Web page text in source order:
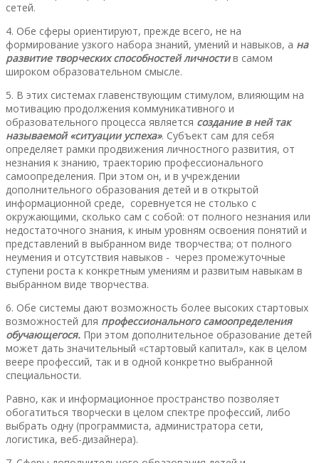
сетей.
4. Обе сферы ориентируют, прежде всего, не на
формирование узкого набора знаний, умений и навыков, а на
развитие творческих способностей личностив самом
широком образовательном смысле.
5. В этих системах главенствующим стимулом, влияющим на
мотивацию продолжения коммуникативного и
образовательного процесса является создание в ней так
называемой «ситуации успеха». Субъект сам для себя
определяет рамки продвижения личностного развития, от
незнания к знанию, траекторию профессионального
самоопределения. При этом он, и в учреждении
дополнительного образования детей и в открытой
информационной среде, соревнуется не столько с
окружающими, сколько сам с собой: от полного незнания или
недостаточного знания, к иным уровням освоения понятий и
представлений в выбранном виде творчества; от полного
неумения и отсутствия навыков - через промежуточные
ступени роста к конкретным умениям и развитым навыкам в
выбранном виде творчества.
6. Обе системы дают возможность более высоких стартовых
возможностей для профессионального самоопределения
обучающегося. При этом дополнительное образование детей
может дать значительный «стартовый капитал», как в целом
веере профессий, так и в одной конкретно выбранной
специальности.
Равно, как и информационное пространство позволяет
обогатиться творчески в целом спектре профессий, либо
выбрать одну (программиста, администратора сети,
логистика, веб-дизайнера).